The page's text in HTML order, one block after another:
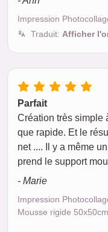
Impression
Traduit: Afficher
Parfait
Création très simple
que rapide. Et le
net .... Il y a même
prend le support
- Marie
Impression
Mousse rigide 50x50cm